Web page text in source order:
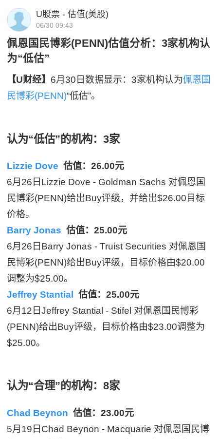
U股票 - 估值(美股)
06/30 09:43
佩恩国民博彩(PENN)估值分析：3家机构认
为“低估”
【U财经】 6月30日数据显示：3家机构认为佩恩国
民博彩(PENN)“低估”。
认为“低估”的机构：3家
Lizzie Dove 估值：26.00元
6月26日Lizzie Dove - Goldman Sachs 对佩恩国
民博彩(PENN)给出Buy评级，并给出$26.00目标
价格。
Barry Jonas 估值：25.00元
6月26日Barry Jonas - Truist Securities 对佩恩国
民博彩(PENN)给出Buy评级，目标价格由$20.00
调整为$25.00。
Jeffrey Stantial
估值：25.00元
6月12日Jeffrey Stantial - Stifel 对佩恩国民博彩
(PENN)给出Buy评级，目标价格由$23.00调整为
$25.00。
认为“合理”的机构：8家
Chad Beynon 估值：23.00元
5月19日Chad Beynon - Macquarie 对佩恩国民博